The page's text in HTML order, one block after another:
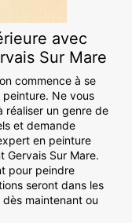
avec
Sur Mare
commence à se
Ne vous
réaliser un genre de
et demande
en peinture
Gervais Sur Mare.
pour peindre
seront dans les
maintenant ou